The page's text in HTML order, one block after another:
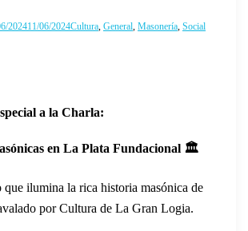
202411/06/2024Cultura, General, Masonería, Social
a la Charla:
en La Plata Fundacional 🏛️
ilumina la rica historia masónica de
por Cultura de La Gran Logia.